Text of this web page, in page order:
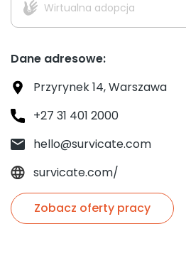
Wirtualna adopcja
Dane adresowe:
Przyrynek 14, Warszawa
+27 31 401 2000
hello@survicate.com
survicate.com/
Zobacz oferty pracy